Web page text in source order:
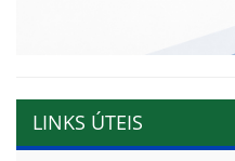
LINKS ÚTEIS